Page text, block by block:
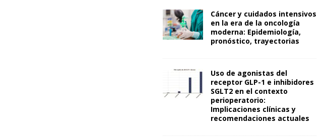
Cáncer y cuidados intensivos
en la era de la oncología
moderna: Epidemiología,
pronóstico, trayectorias
Uso de agonistas del
receptor GLP-1 e inhibidores
SGLT2 en el contexto
perioperatorio:
Implicaciones clínicas y
recomendaciones actuales